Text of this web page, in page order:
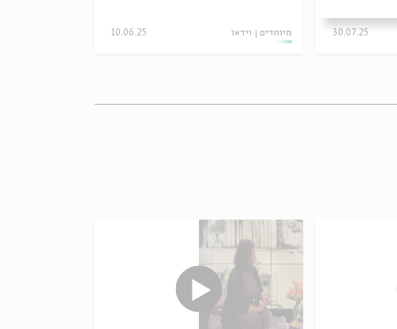
מיוחדים וידאו 10.06.25 30.07.25